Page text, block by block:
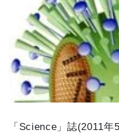
「Science」誌(2011